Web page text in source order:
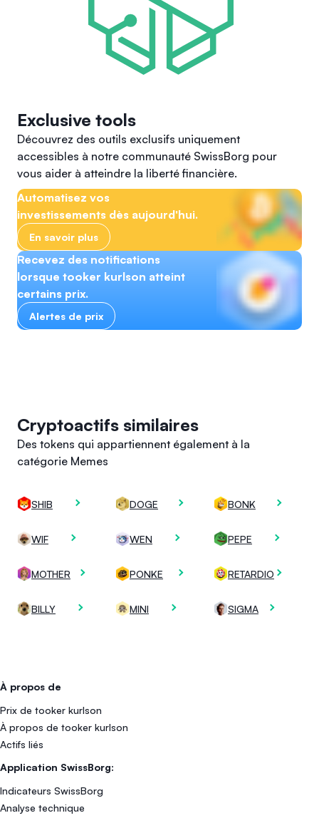
À propos de
Prix de tooker kurlson
À propos de tooker kurlson
Actifs liés
Application SwissBorg:
Indicateurs SwissBorg
Analyse technique
Exclusive tools
Découvrez des outils exclusifs uniquement
accessibles à notre communauté SwissBorg pour
vous aider à atteindre la liberté financière.
Automatisez vos
investissements dès aujourd'hui.
En savoir plus
Recevez des notifications
lorsque tooker kurlson atteint
certains prix.
Alertes de prix
Cryptoactifs similaires
Des tokens qui appartiennent également à la
catégorie Memes
SHIB DOGE BONK
WIF WEN PEPE
MOTHER PONKE RETARDIO
BILLY MINI SIGMA